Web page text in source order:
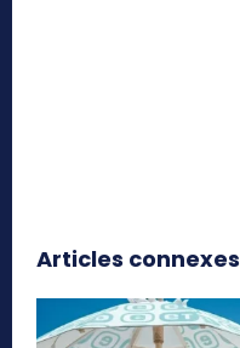
Articles connexes